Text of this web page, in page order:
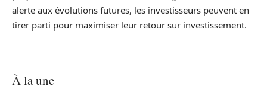
alerte aux évolutions futures, les investisseurs peuvent en
tirer parti pour maximiser leur retour sur investissement.
À la une